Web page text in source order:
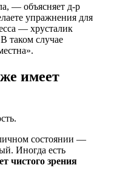
— объясняет д-р
упражнения для
— хрусталик
таком случае
имеет
состоянии —
Иногда есть
чистого зрения